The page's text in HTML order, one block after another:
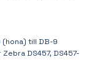
till DB-9
DS457, DS457-